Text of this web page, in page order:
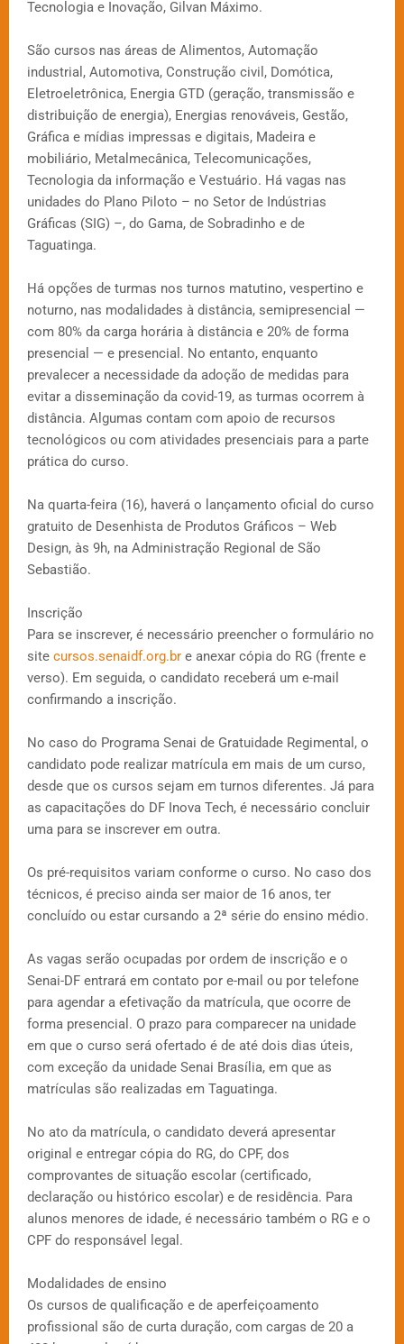
Tecnologia e Inovação, Gilvan Máximo.
São cursos nas áreas de Alimentos, Automação
industrial, Automotiva, Construção civil, Domótica,
Eletroeletrônica, Energia GTD (geração, transmissão e
distribuição de energia), Energias renováveis, Gestão,
Gráfica e mídias impressas e digitais, Madeira e
mobiliário, Metalmecânica, Telecomunicações,
Tecnologia da informação e Vestuário. Há vagas nas
unidades do Plano Piloto – no Setor de Indústrias
Gráficas (SIG) –, do Gama, de Sobradinho e de
Taguatinga.
Há opções de turmas nos turnos matutino, vespertino e
noturno, nas modalidades à distância, semipresencial —
com 80% da carga horária à distância e 20% de forma
presencial — e presencial. No entanto, enquanto
prevalecer a necessidade da adoção de medidas para
evitar a disseminação da covid-19, as turmas ocorrem à
distância. Algumas contam com apoio de recursos
tecnológicos ou com atividades presenciais para a parte
prática do curso.
Na quarta-feira (16), haverá o lançamento oficial do curso
gratuito de Desenhista de Produtos Gráficos – Web
Design, às 9h, na Administração Regional de São
Sebastião.
Inscrição
Para se inscrever, é necessário preencher o formulário no
site cursos.senaidf.org.br e anexar cópia do RG (frente e
verso). Em seguida, o candidato receberá um e-mail
confirmando a inscrição.
No caso do Programa Senai de Gratuidade Regimental, o
candidato pode realizar matrícula em mais de um curso,
desde que os cursos sejam em turnos diferentes. Já para
as capacitações do DF Inova Tech, é necessário concluir
uma para se inscrever em outra.
Os pré-requisitos variam conforme o curso. No caso dos
técnicos, é preciso ainda ser maior de 16 anos, ter
concluído ou estar cursando a 2ª série do ensino médio.
As vagas serão ocupadas por ordem de inscrição e o
Senai-DF entrará em contato por e-mail ou por telefone
para agendar a efetivação da matrícula, que ocorre de
forma presencial. O prazo para comparecer na unidade
em que o curso será ofertado é de até dois dias úteis,
com exceção da unidade Senai Brasília, em que as
matrículas são realizadas em Taguatinga.
No ato da matrícula, o candidato deverá apresentar
original e entregar cópia do RG, do CPF, dos
comprovantes de situação escolar (certificado,
declaração ou histórico escolar) e de residência. Para
alunos menores de idade, é necessário também o RG e o
CPF do responsável legal.
Modalidades de ensino
Os cursos de qualificação e de aperfeiçoamento
profissional são de curta duração, com cargas de 20 a